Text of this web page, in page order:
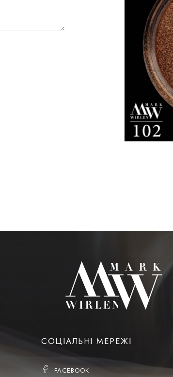
СОЦІАЛЬНІ МЕРЕЖІ
FACEBOOK